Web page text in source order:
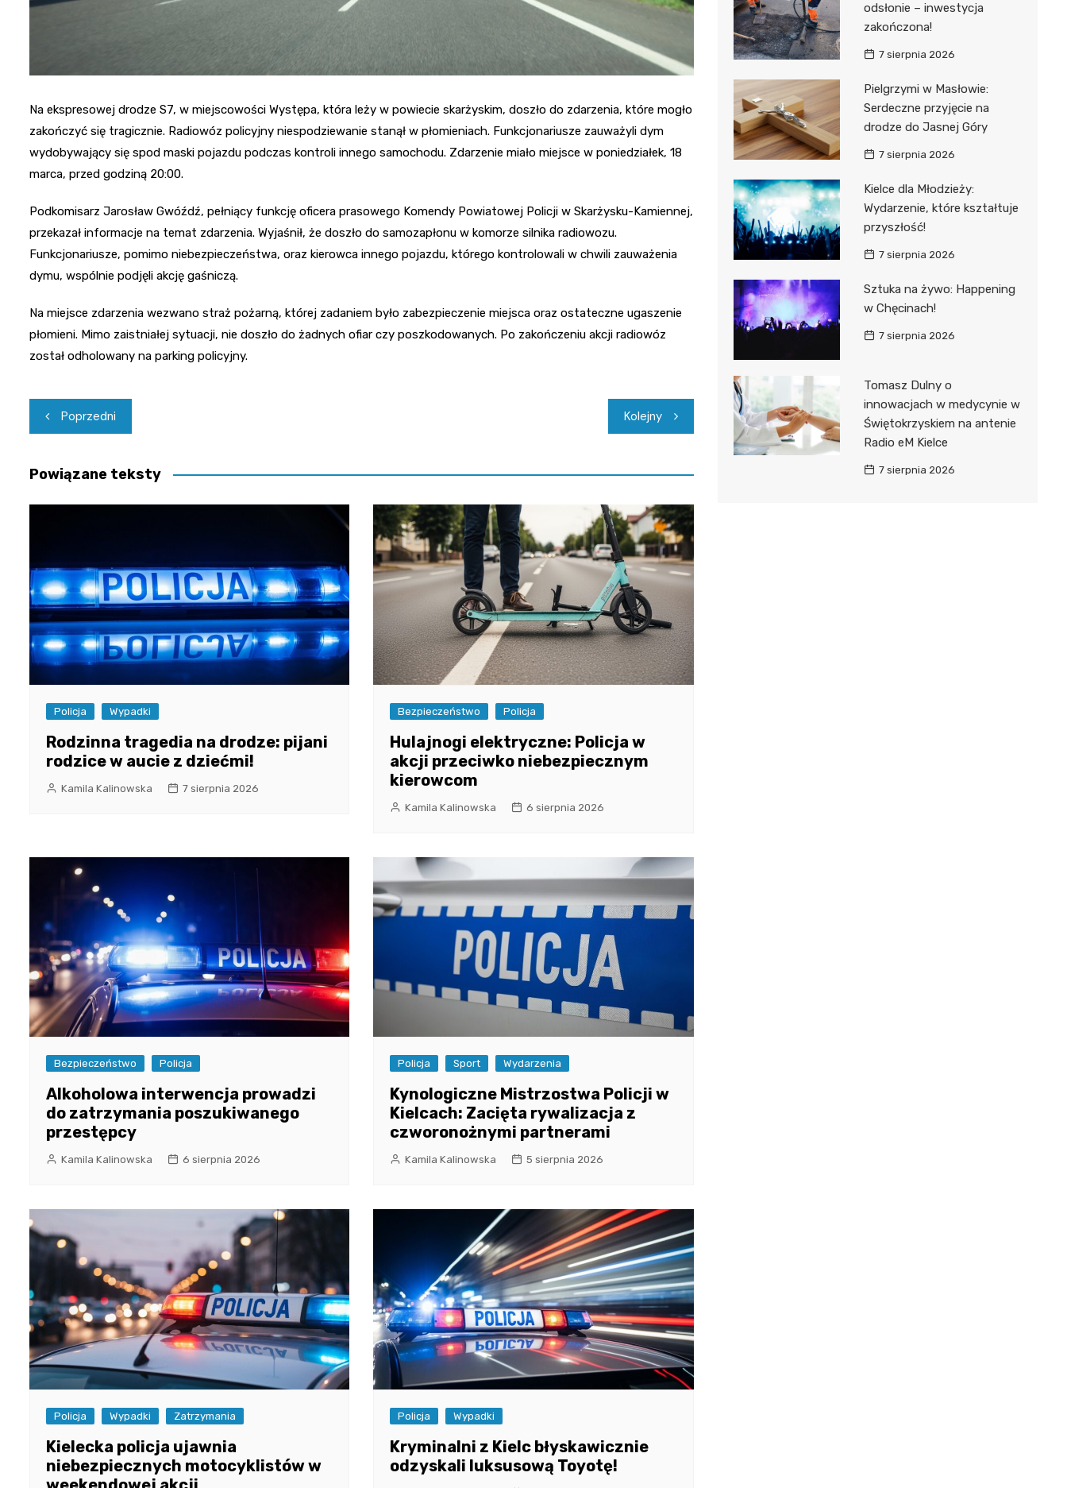
Na ekspresowej drodze S7, w miejscowości Występa, która leży w powiecie skarżyskim, doszło do zdarzenia, które mogło
zakończyć się tragicznie. Radiowóz policyjny niespodziewanie stanął w płomieniach. Funkcjonariusze zauważyli dym
wydobywający się spod maski pojazdu podczas kontroli innego samochodu. Zdarzenie miało miejsce w poniedziałek, 18
marca, przed godziną 20:00.
Podkomisarz Jarosław Gwóźdź, pełniący funkcję oficera prasowego Komendy Powiatowej Policji w Skarżysku-Kamiennej,
przekazał informacje na temat zdarzenia. Wyjaśnił, że doszło do samozapłonu w komorze silnika radiowozu.
Funkcjonariusze, pomimo niebezpieczeństwa, oraz kierowca innego pojazdu, którego kontrolowali w chwili zauważenia
dymu, wspólnie podjęli akcję gaśniczą.
Na miejsce zdarzenia wezwano straż pożarną, której zadaniem było zabezpieczenie miejsca oraz ostateczne ugaszenie
płomieni. Mimo zaistniałej sytuacji, nie doszło do żadnych ofiar czy poszkodowanych. Po zakończeniu akcji radiowóz
został odholowany na parking policyjny.
Nawigacja
wpisu
Poprzedni Kolejny
Powiązane teksty
Policja Wypadki
Rodzinna tragedia na drodze: pijani
rodzice w aucie z dziećmi!
Kamila Kalinowska 7 sierpnia 2026
Bezpieczeństwo Policja
Hulajnogi elektryczne: Policja w
akcji przeciwko niebezpiecznym
kierowcom
Kamila Kalinowska 6 sierpnia 2026
Bezpieczeństwo Policja
Alkoholowa interwencja prowadzi
do zatrzymania poszukiwanego
przestępcy
Kamila Kalinowska 6 sierpnia 2026
Policja Sport Wydarzenia
Kynologiczne Mistrzostwa Policji w
Kielcach: Zacięta rywalizacja z
czworonożnymi partnerami
Kamila Kalinowska 5 sierpnia 2026
Policja Wypadki Zatrzymania
Kielecka policja ujawnia
niebezpiecznych motocyklistów w
Policja Wypadki
Kryminalni z Kielc błyskawicznie
odzyskali luksusową Toyotę!
odsłonie – inwestycja
zakończona!
7 sierpnia 2026
Pielgrzymi w Masłowie:
Serdeczne przyjęcie na
drodze do Jasnej Góry
7 sierpnia 2026
Kielce dla Młodzieży:
Wydarzenie, które kształtuje
przyszłość!
7 sierpnia 2026
Sztuka na żywo: Happening
w Chęcinach!
7 sierpnia 2026
Tomasz Dulny o
innowacjach w medycynie w
Świętokrzyskiem na antenie
Radio eM Kielce
7 sierpnia 2026